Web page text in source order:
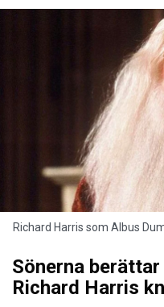
Richard Harris som Albus
Sönerna
Richard Harris